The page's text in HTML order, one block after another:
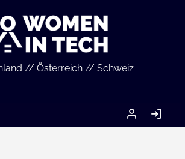
// Österreich // Schweiz
MEIN
ACCOUNT
IN